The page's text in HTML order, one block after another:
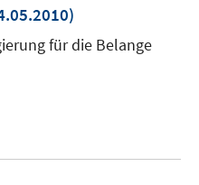
für die Belange